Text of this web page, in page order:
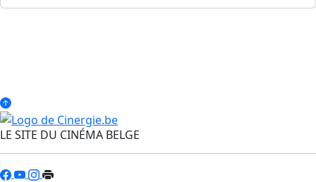
LE SITE DU CINÉMA BELGE